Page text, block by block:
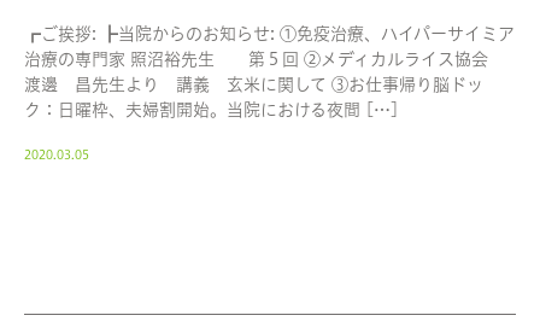
┏ご挨拶: ┣当院からのお知らせ: ①免疫治療、ハイパーサイミア
治療の専門家 照沼裕先生 第５回 ②メディカルライス協会
渡邊 昌先生より 講義 玄米に関して ③お仕事帰り脳ドッ
ク：日曜枠、夫婦割開始。当院における夜間 […]
2020.03.05